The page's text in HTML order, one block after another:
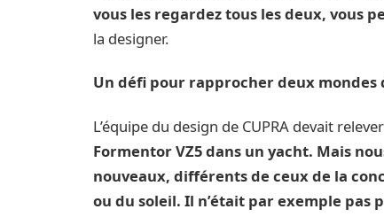
vous les regardez tous les deux, vous
la designer.
Un défi pour rapprocher deux
L’équipe du design de CUPRA devait
Formentor VZ5 dans un yacht. Mais
nouveaux, différents de ceux de la
ou du soleil. Il n’était par exemple pas